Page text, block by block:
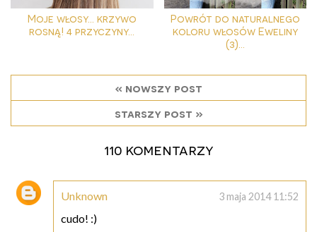
Moje włosy... krzywo
rosną! 4 przyczyny...
Powrót do naturalnego
koloru włosów Eweliny
(3)...
« nowszy post
starszy post »
110 komentarzy
Unknown 3 maja 2014 11:52
cudo! :)